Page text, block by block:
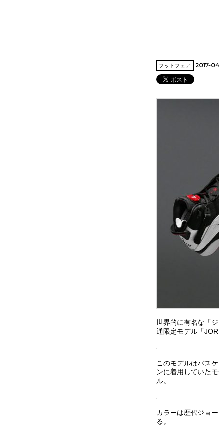
フットフェア 2017-
世界的に有名な「
通限定モデル「
このモデルはバス
ンに着用していた
ル。
カラーは歴代ジョ
る。